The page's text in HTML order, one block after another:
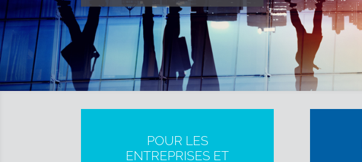
POUR LES
ENTREPRISES ET